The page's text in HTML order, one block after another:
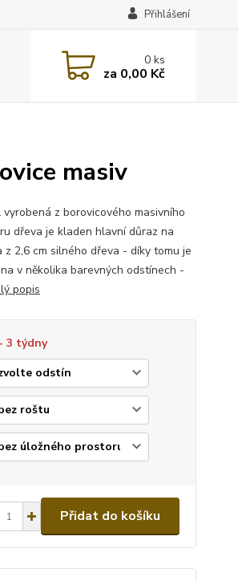
Přihlášení
0ks
za 0,00 Kč
masiv
z borovicového masivního
dřeva je kladen hlavní důraz na
2,6 cm silného dřeva - díky tomu je
v několika barevných odstínech -
popis
3 týdny
Přidat do košíku